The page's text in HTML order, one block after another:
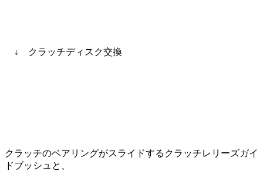
↓ クラッチディスク交換
クラッチのベアリングがスライドするクラッチレリーズガイ
ドブッシュと、